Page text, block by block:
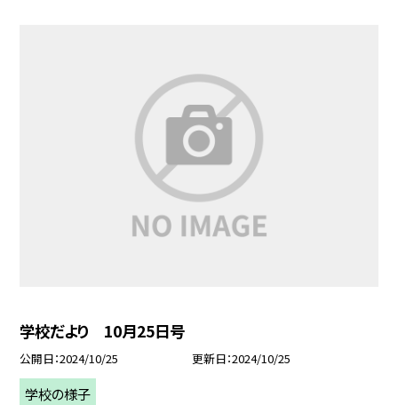
学校だより 10月25日号
公開日 2024/10/25 更新日 2024/10/25
学校の様子